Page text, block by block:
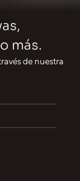
más.
de nuestra